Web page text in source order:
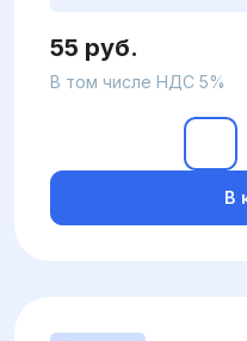
55 руб.
В том числе НДС 5%
В